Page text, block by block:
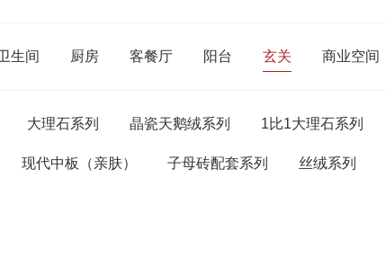
生间 厨房 客餐厅 阳台 玄关 商业空间
大理石系列 晶瓷天鹅绒系列 1比1大理石系列
现代中板（亲肤） 子母砖配套系列 丝绒系列